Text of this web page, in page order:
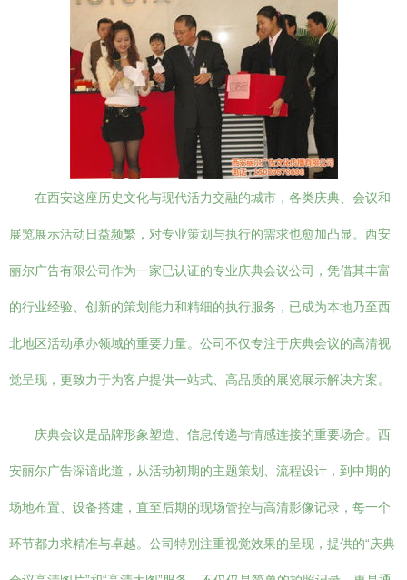
在西安这座历史文化与现代活力交融的城市，各类庆典、会议和
展览展示活动日益频繁，对专业策划与执行的需求也愈加凸显。西安
丽尔广告有限公司作为一家已认证的专业庆典会议公司，凭借其丰富
的行业经验、创新的策划能力和精细的执行服务，已成为本地乃至西
北地区活动承办领域的重要力量。公司不仅专注于庆典会议的高清视
觉呈现，更致力于为客户提供一站式、高品质的展览展示解决方案。
庆典会议是品牌形象塑造、信息传递与情感连接的重要场合。西
安丽尔广告深谙此道，从活动初期的主题策划、流程设计，到中期的
场地布置、设备搭建，直至后期的现场管控与高清影像记录，每一个
环节都力求精准与卓越。公司特别注重视觉效果的呈现，提供的“庆典